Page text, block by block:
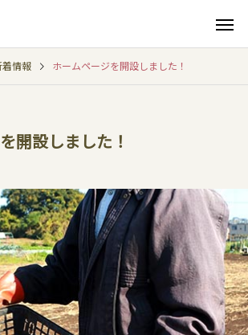
着情報 ホームページを開設しました！
開設しました！